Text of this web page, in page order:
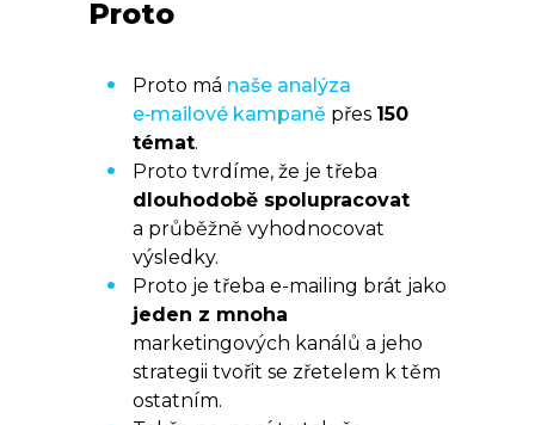
Proto
Proto má naše analýza
e‑mailové kampaně přes 150
témat.
Proto tvrdíme, že je třeba
dlouhodobě spolupracovat
a průběžně vyhodnocovat
výsledky.
Proto je třeba e-mailing brát jako
jeden z mnoha
marketingových kanálů a jeho
strategii tvořit se zřetelem k těm
ostatním.